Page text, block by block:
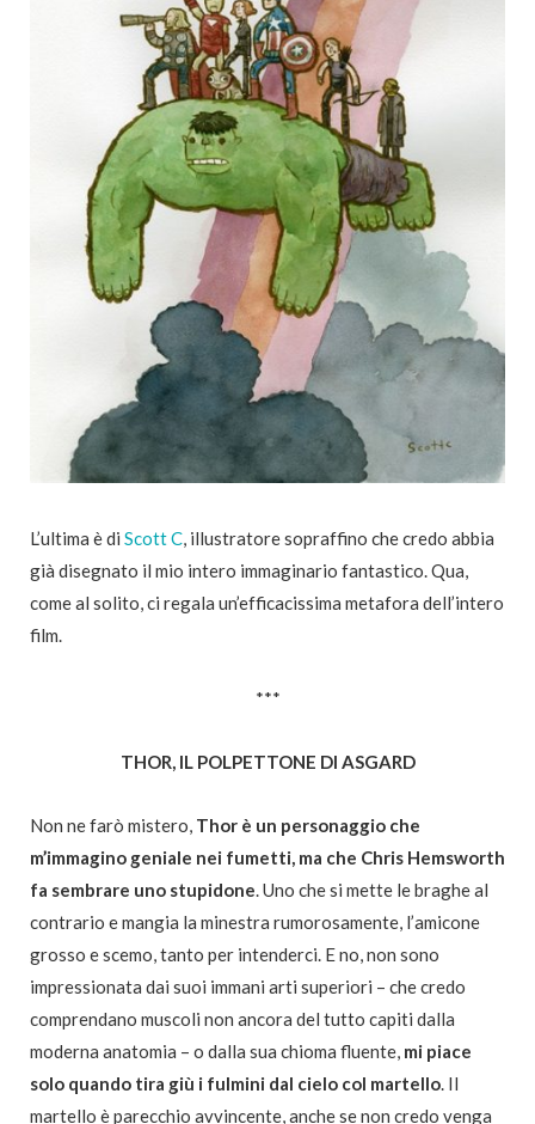
L’ultima è di Scott C, illustratore sopraffino che credo abbia
già disegnato il mio intero immaginario fantastico. Qua,
come al solito, ci regala un’efficacissima metafora dell’intero
film.
***
THOR, IL POLPETTONE DI ASGARD
Non ne farò mistero, Thor è un personaggio che
m’immagino geniale nei fumetti, ma che Chris Hemsworth
fa sembrare uno stupidone. Uno che si mette le braghe al
contrario e mangia la minestra rumorosamente, l’amicone
grosso e scemo, tanto per intenderci. E no, non sono
impressionata dai suoi immani arti superiori – che credo
comprendano muscoli non ancora del tutto capiti dalla
moderna anatomia – o dalla sua chioma fluente, mi piace
solo quando tira giù i fulmini dal cielo col martello. Il
martello è parecchio avvincente, anche se non credo venga